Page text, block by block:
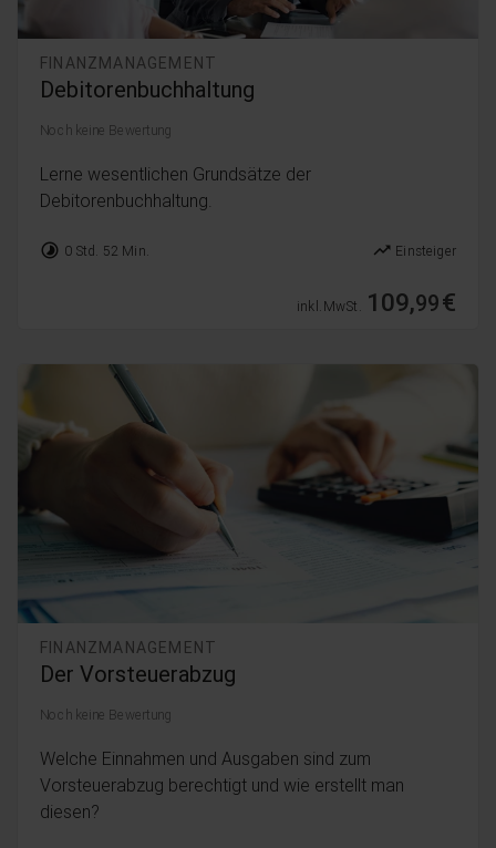
FINANZMANAGEMENT
Debitorenbuchhaltung
Noch keine Bewertung
Lerne wesentlichen Grundsätze der
Debitorenbuchhaltung.
timelapse 0 Std. 52 Min. trending_up Einsteiger
inkl. MwSt. 109,99€
FINANZMANAGEMENT
Der Vorsteuerabzug
Noch keine Bewertung
Welche Einnahmen und Ausgaben sind zum
Vorsteuerabzug berechtigt und wie erstellt man
diesen?